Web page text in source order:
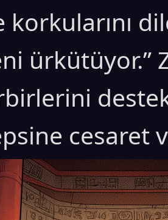
korkularını
ürkütüyor.”
cesaret